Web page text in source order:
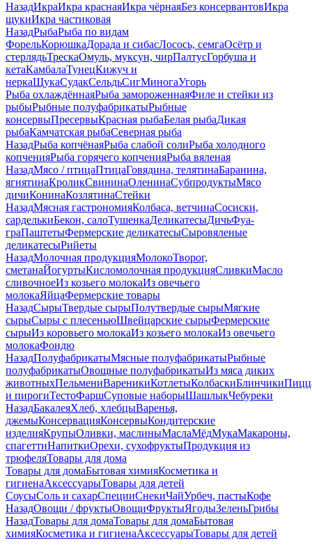
НазадИкраИкра краснаяИкра чёрнаяБез консервантовИкра
щукиИкра частиковая
НазадРыбаРыба по видам
ФорельКорюшкаДорада и сибасЛосось, семгаОсётр и
стерлядьТрескаОмуль, муксун, чирПалтусГорбуша и
кетаКамбалаТунецКижуч и
неркаЩукаСудакСельдьСигМиногаУгорь
Рыба охлаждённаяРыба замороженнаяФиле и стейки из
рыбыРыбные полуфабрикатыРыбные
консервыПресервыКрасная рыбаБелая рыбаДикая
рыбаКамчатская рыбаСеверная рыба
НазадРыба копчёнаяРыба слабой солиРыба холодного
копченияРыба горячего копченияРыба вяленая
НазадМясо / птицаПтицаГовядина, телятинаБаранина,
ягнятинаКроликСвининаОленинаСубпродуктыМясо
дичиКонинаКозлятинаСтейки
НазадМясная гастрономияКолбаса, ветчинаСосиски,
сарделькиБекон, салоТушенкаДеликатесыДичьФуа-
граПаштетыФермерские деликатесыСыровяленые
деликатесыРийеты
НазадМолочная продукцияМолокоТворог,
сметанаЙогуртыКисломолочная продукцияСливкиМасло
сливочноеИз козьего молокаИз овечьего
молокаЯйцаФермерские товары
НазадСырыТвердые сырыПолутвердые сырыМягкие
сырыСыры c плесеньюШвейцарские сырыФермерские
сырыИз коровьего молокаИз козьего молокаИз овечьего
молокаФондю
НазадПолуфабрикатыМясные полуфабрикатыРыбные
полуфабрикатыОвощные полуфабрикатыИз мяса диких
животныхПельмениВареникиКотлетыКолбаскиБлинчики
и пирогиТестоФаршСуповые наборыШашлыкЧебуреки
НазадБакалеяХлеб, хлебцыВаренья,
джемыКонсервацияКонсервыКондитерские
изделияКрупыОливки, маслиныМаслаМёдМукаМакароны,
спагеттиНапиткиОрехи, сухофруктыПродукция из
трюфеляТовары для дома
Товары для домаБытовая химияКосметика и
гигиенаАксессуарыТовары для детей
СоусыСоль и сахарСпецииСнекиЧайУрбеч, пастыКофе
НазадОвощи / фруктыОвощиФруктыЯгодыЗеленьГрибы
НазадТовары для домаТовары для домаБытовая
химияКосметика и гигиенаАксессуарыТовары для детей